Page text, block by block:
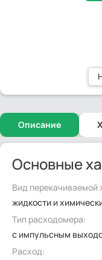
Описание
Основные
Вид перекачиваемой
жидкости и
Тип расходомера:
с импульсным
Расход: